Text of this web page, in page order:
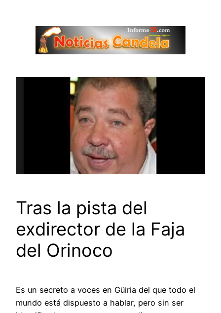
contenido
Tras la pista del
exdirector de la Faja
del Orinoco
Es un secreto a voces en Güiria del que todo el
mundo está dispuesto a hablar, pero sin ser